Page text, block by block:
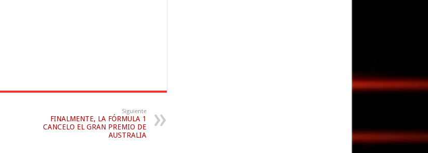
Siguiente
FINALMENTE, LA FÓRMULA 1
CANCELO EL GRAN PREMIO DE
AUSTRALIA